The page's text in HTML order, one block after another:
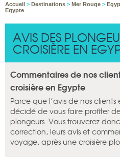
Accueil > Destinations > Mer Rouge >
Egypte
AVIS DES
CROISIÈRE EN
Commentaires de nos
croisière en Egypte
Parce que l’avis de nos
décidé de vous faire profiter
plongeurs. Vous trouverez
correction, leurs avis et
voyage, après une croisière